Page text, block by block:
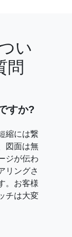
い
問
すか?
縮には繋
図面は無
ジが伝わ
リングさ
。お客様
チは大変